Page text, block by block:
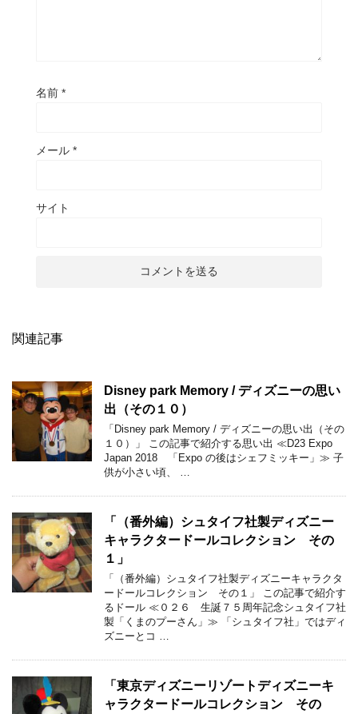
名前 *
メール *
サイト
関連記事
Disney park Memory / ディズニーの思い
出（その１０）
「Disney park Memory / ディズニーの思い出（その
１０）」 この記事で紹介する思い出 ≪D23 Expo
Japan 2018 「Expo の後はシェフミッキー」≫ 子
供が小さい頃、 …
「（番外編）シュタイフ社製ディズニー
キャラクタードールコレクション その
１」
「（番外編）シュタイフ社製ディズニーキャラクタ
ードールコレクション その１」 この記事で紹介す
るドール ≪０２６ 生誕７５周年記念シュタイフ社
製「くまのプーさん」≫ 「シュタイフ社」ではディ
ズニーとコ …
「東京ディズニーリゾートディズニーキ
ャラクタードールコレクション その